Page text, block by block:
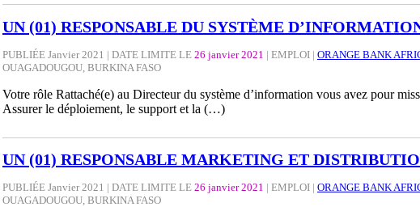
UN (01) RESPONSABLE DU SYSTÈME
PUBLIÉE Janvier 2021 | DATE LIMITE LE 26 janvier 2021 | EMPLOI | ORANGE BANK
OUAGADOUGOU, BURKINA FASO
Votre rôle Rattaché(e) au Directeur du système d’information vous avez pour
Assurer le déploiement, le support et la (…)
UN (01) RESPONSABLE MARKETING ET
PUBLIÉE Janvier 2021 | DATE LIMITE LE 26 janvier 2021 | EMPLOI | ORANGE BANK
OUAGADOUGOU, BURKINA FASO